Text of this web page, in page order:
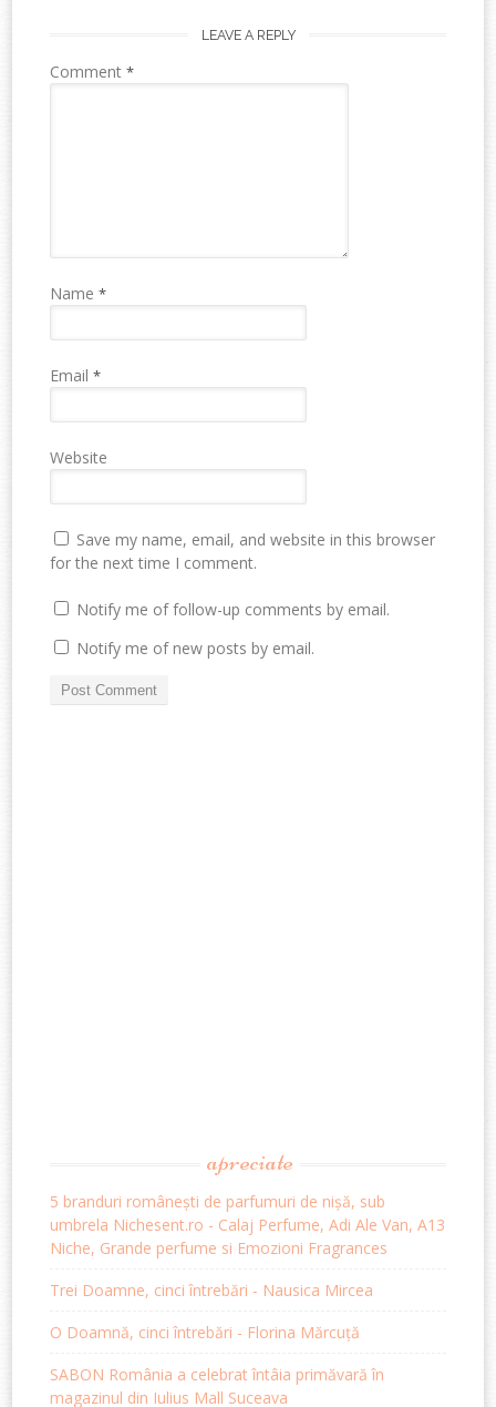
LEAVE A REPLY
Comment*
Name*
Email*
Website
Save my name, email, and website in this browser
for the next time I comment.
Notify me of follow-up comments by email.
Notify me of new posts by email.
apreciate
5 branduri românești de parfumuri de nișă, sub
umbrela Nichesent.ro - Calaj Perfume, Adi Ale Van, A13
Niche, Grande perfume si Emozioni Fragrances
Trei Doamne, cinci întrebări - Nausica Mircea
O Doamnă, cinci întrebări - Florina Mărcuță
SABON România a celebrat întâia primăvară în
magazinul din Iulius Mall Suceava